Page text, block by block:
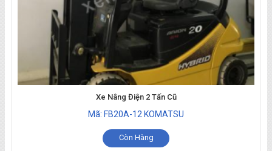
Xe Nâng Điện 2 Tấn Cũ
Mã: FB20A-12 KOMATSU
Còn Hàng